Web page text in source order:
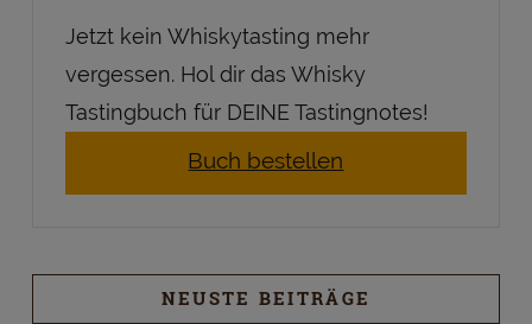
Jetzt kein Whiskytasting mehr
vergessen. Hol dir das Whisky
Tastingbuch für DEINE Tastingnotes!
Buch bestellen
NEUSTE BEITRÄGE